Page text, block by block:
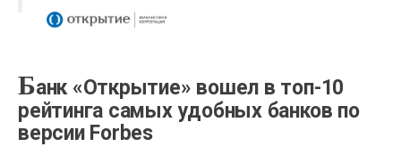
Банк «Открытие» вошел в топ-10
рейтинга самых удобных банков по
версии Forbes